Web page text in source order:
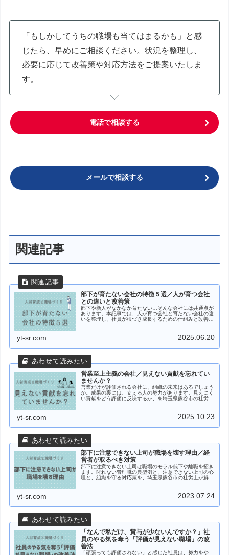
「もしかしてうちの職場も当てはまるかも」と感
じたら、早めにご相談ください。状況を整理し、
必要に応じて改善策や対応方法をご提案いたしま
す。
電話で相談する
メールで相談する
関連記事
部下が育たない会社の特徴５選／人が育つ会社
との違いと改善策
部下や新人がなかなか育たない…そんな会社には共通点が
あります。本記事では、人が育つ会社と育たない会社の違
いを整理し、社員が根づき成長するための仕組みと改善策
yt-sr.com 2025.06.20
営業至上主義の会社／見えない貢献を忘れてい
ませんか？
営業だけが評価される会社に、組織の未来はあるでしょう
か。成果の裏には、支える人の努力があります。見えにく
い貢献をどう評価に反映するか、を埼玉県熊谷市の社労士
yt-sr.com 2025.10.23
部下に注意できない上司が職場を壊す理由／経
営者が取るべき対策
部下に注意できない上司は職場のモラル低下や離職を招き
ます。叱れない管理職の典型例と、注意できない上司の心
理と、組織を守る対応策を、埼玉県熊谷市の社労士が解
yt-sr.com 2023.07.24
「なんで私だけ、賞与が少ないんですか？」社
員のやる気を奪う「評価が見えない職場」の改
善法
「頑張っても評価されない」と感じた社員は、努力をや